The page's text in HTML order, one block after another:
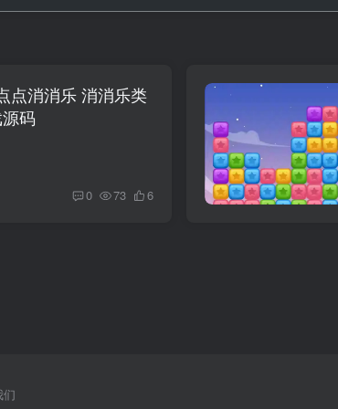
点消消乐 消消乐类
码
0 73 6
们